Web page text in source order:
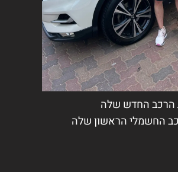
את הרכב החדש שלה
הרכב החשמלי הראשון שלה